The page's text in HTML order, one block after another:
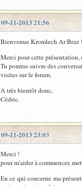
09-11-2013 21:56
Bienvenue Kromlech Ar Braz !
Merci pour cette
Tu pourras suivre des
visites sur le forum.
A très bientôt donc,
Cédric.
09-11-2013 23:03
Merci !
pour m'aider à commencer,
En ce qui concerne ma